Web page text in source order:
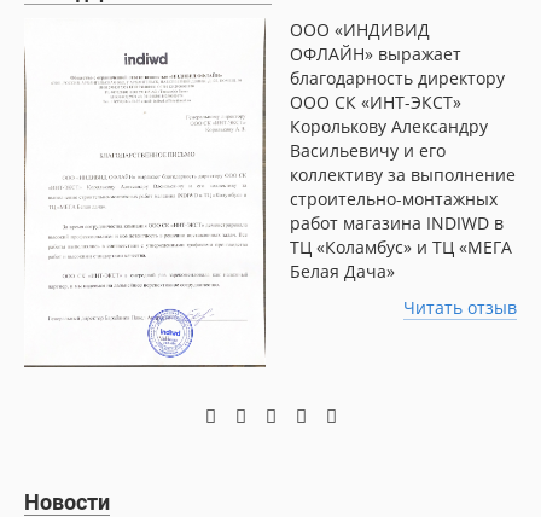
ООО «ИНДИВИД
ОФЛАЙН» выражает
благодарность директору
ООО СК «ИНТ-ЭКСТ»
Королькову Александру
Васильевичу и его
коллективу за выполнение
строительно-монтажных
работ магазина INDIWD в
ТЦ «Коламбус» и ТЦ «МЕГА
Белая Дача»
Читать отзыв
Новости